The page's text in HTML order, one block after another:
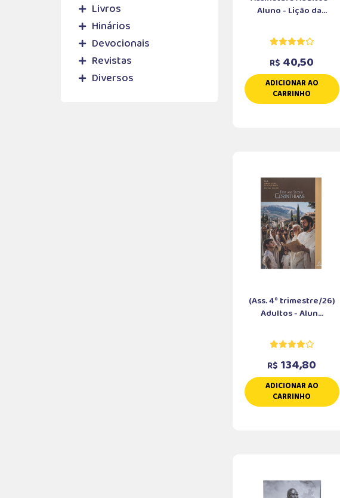
Livros
Hinários
Devocionais
Revistas
Diversos
Aluno - Lição da...
R$ 40,50
ADICIONAR AO
CARRINHO
(Ass. 4º trimestre/26)
Adultos - Alun...
R$ 134,80
ADICIONAR AO
CARRINHO